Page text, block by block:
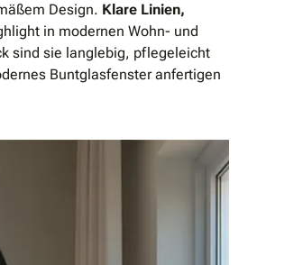
Design. Klare Linien,
in modernen Wohn- und
sind sie langlebig, pflegeleicht
Buntglasfenster anfertigen